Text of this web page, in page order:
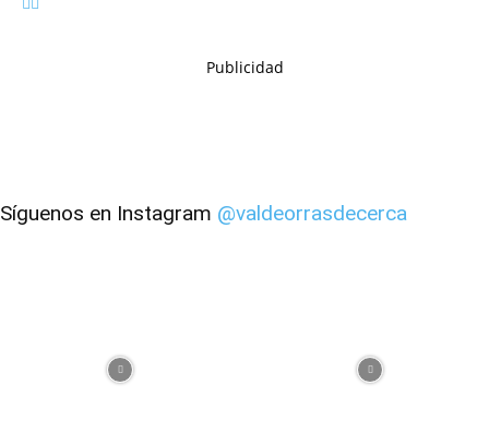
Publicidad
Síguenos en Instagram @valdeorrasdecerca